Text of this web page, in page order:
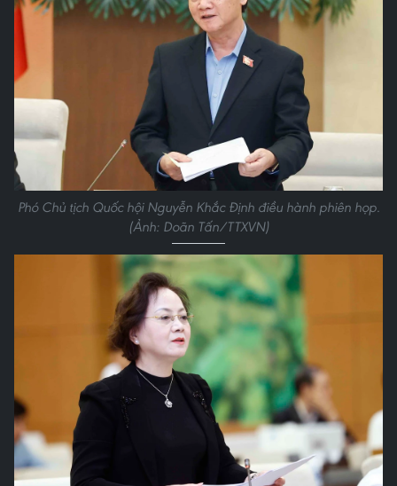
Phó Chủ tịch Quốc hội Nguyễn Khắc Định điều hành phiên họp.
(Ảnh: Doãn Tấn/TTXVN)